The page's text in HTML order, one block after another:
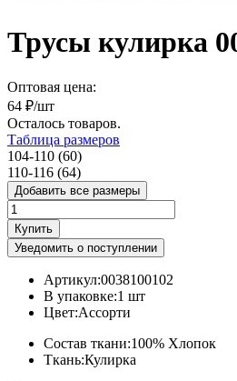
Трусы кулирка
Оптовая цена:
64 ₽/шт
Осталось товаров.
Таблица размеров
104-110 (60)
110-116 (64)
Добавить все размеры
Купить
Уведомить о поступлении
Артикул:0038100102
В упаковке:1 шт
Цвет:Ассорти
Состав ткани:100% Хлопок
Ткань:Кулирка